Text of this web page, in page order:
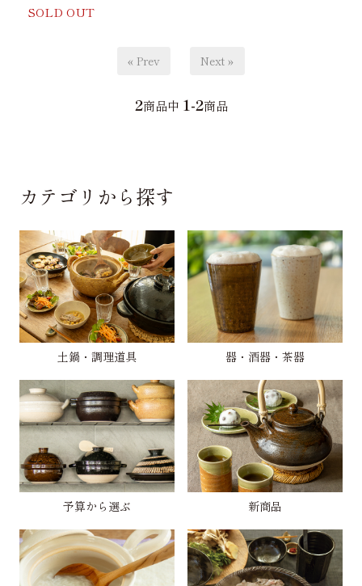
SOLD OUT
« Prev Next »
2商品中 1-2商品
カテゴリから探す
土鍋・調理道具 器・酒器・茶器
予算から選ぶ 新商品